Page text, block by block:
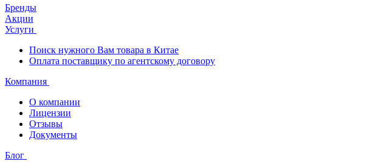
Бренды
Акции
Услуги
Поиск нужного Вам товара в Китае
Оплата поставщику по агентскому договору
Компания
О компании
Лицензии
Отзывы
Документы
Блог